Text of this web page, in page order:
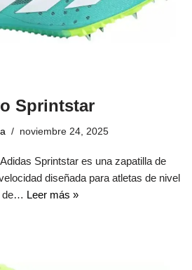
Sprintstar
noviembre 24, 2025
Sprintstar es una zapatilla de
diseñada para atletas de nivel
de… Leer más »